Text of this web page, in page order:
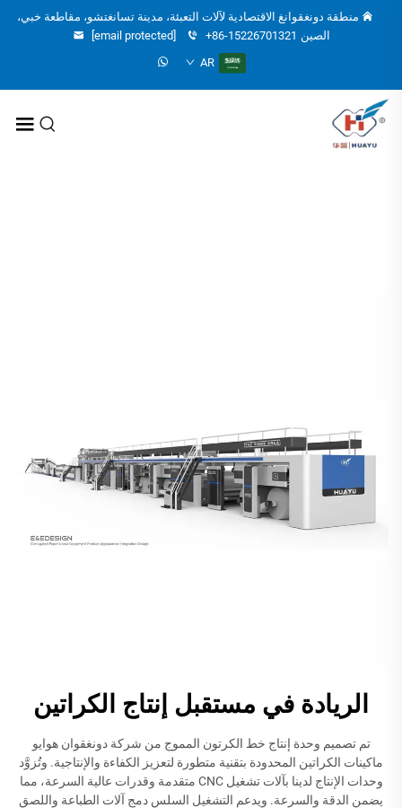
منطقة دونغقوانغ الاقتصادية لآلات التعبئة، مدينة تسانغتشو، مقاطعة خبي،
الصين +86-15226701321
[email protected]
AR
الريادة في مستقبل إنتاج الكراتين
تم تصميم وحدة إنتاج خط الكرتون المموج من شركة دونغقوان هوايو
ماكينات الكراتين المحدودة بتقنية متطورة لتعزيز الكفاءة والإنتاجية. وتُزوَّد
وحدات الإنتاج لدينا بآلات تشغيل CNC متقدمة وقدرات عالية السرعة، مما
يضمن الدقة والسرعة. ويدعم التشغيل السلس دمج آلات الطباعة واللصق